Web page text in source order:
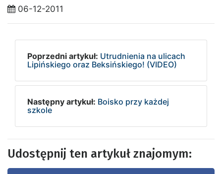
06-12-2011
Poprzedni artykuł: Utrudnienia na ulicach
Lipińskiego oraz Beksińskiego! (VIDEO)
Następny artykuł: Boisko przy każdej
szkole
Udostępnij ten artykuł znajomym: